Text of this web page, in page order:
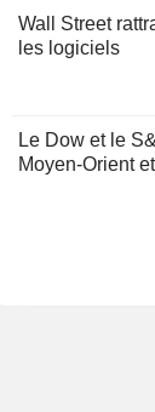
Wall Street
les logiciels
Le Dow et le
Moyen-Orient